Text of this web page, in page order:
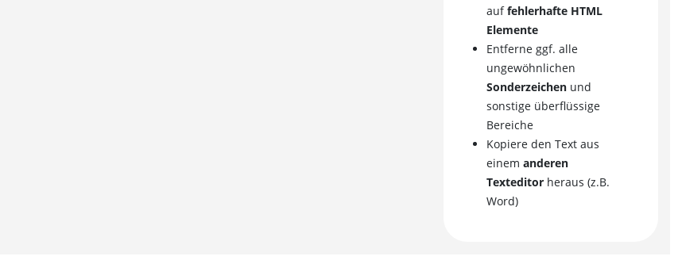
auffehlerhafte HTML
Elemente
Entferne ggf. alle
ungewöhnlichen
Sonderzeichen und
sonstige überflüssige
Bereiche
Kopiere den Text aus
einem anderen
Texteditor heraus (z.B.
Word)